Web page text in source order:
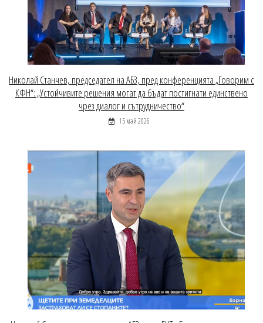
Николай Станчев, председател на АБЗ, пред конференцията „Говорим с
КФН“: „Устойчивите решения могат да бъдат постигнати единствено
чрез диалог и сътрудничество“
15 май 2026